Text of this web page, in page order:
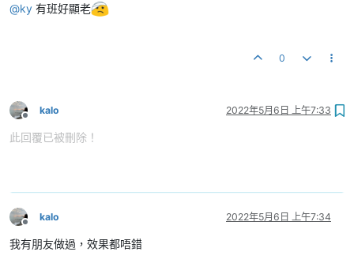
@ky 有班好顯老
0
離線
kalo 2022年5月6日 上午7:33
此回覆已被刪除！
離線
kalo 2022年5月6日 上午7:34
我有朋友做過，效果都唔錯